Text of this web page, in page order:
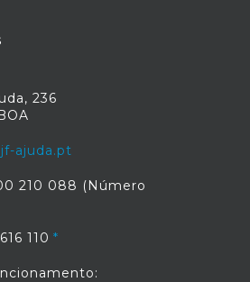
236
ajuda.pt
210 088 (Número
110